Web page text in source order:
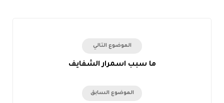
الموضوع التالي
ما سبب اسمرار الشفايف
الموضوع السابق